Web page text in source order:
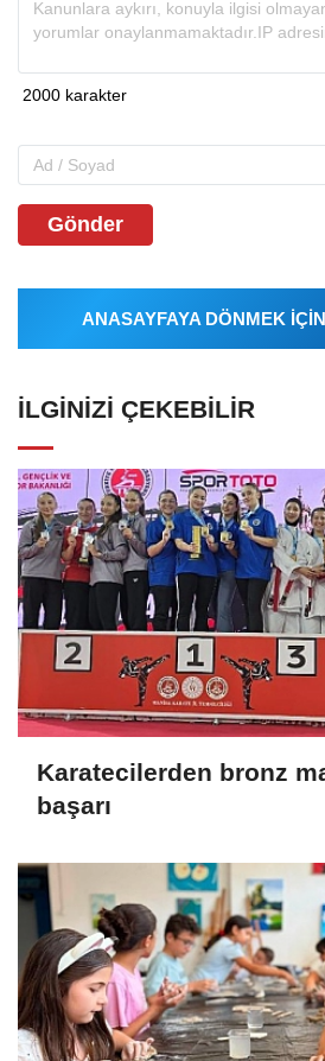
Gönder
ANASAYFAYA DÖNMEK
İLGINIZI ÇEKEBILIR
Karatecilerden bronz
başarı